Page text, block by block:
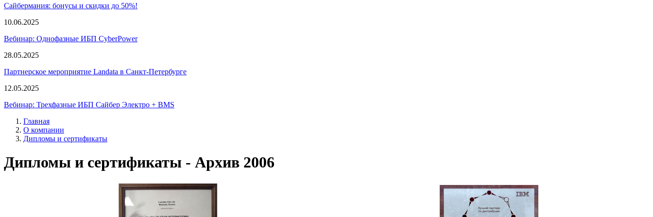
Сайбермания: бонусы и скидки до 50%!
10.06.2025
Вебинар: Однофазные ИБП CyberPower
28.05.2025
Партнерское мероприятие Landata в Санкт-Петербурге
12.05.2025
Вебинар: Трехфазные ИБП Сайбер Электро + BMS
Главная
О компании
Дипломы и сертификаты
Дипломы и сертификаты - Архив 2006